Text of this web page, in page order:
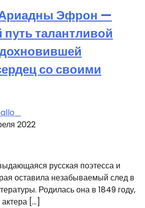
Эфрон —
талантливой
со своими
2022
русская поэтесса и
оставила незабываемый след в
Родилась она в 1849 году,
[…]